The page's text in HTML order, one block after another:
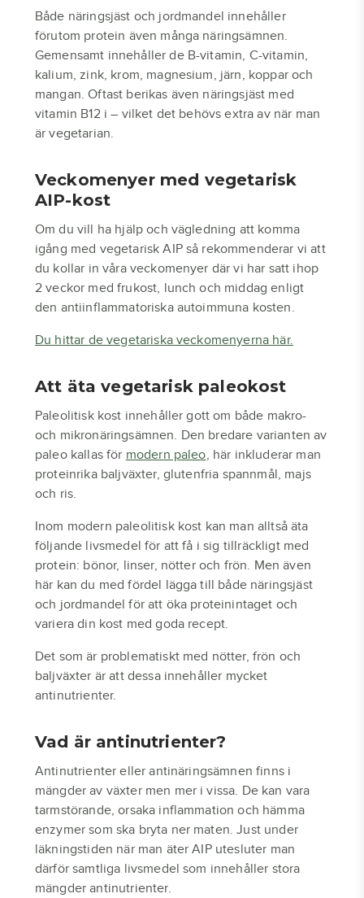
Både näringsjäst och jordmandel innehåller
förutom protein även många näringsämnen.
Gemensamt innehåller de B-vitamin, C-vitamin,
kalium, zink, krom, magnesium, järn, koppar och
mangan. Oftast berikas även näringsjäst med
vitamin B12 i – vilket det behövs extra av när man
är vegetarian.
Veckomenyer med vegetarisk
AIP-kost
Om du vill ha hjälp och vägledning att komma
igång med vegetarisk AIP så rekommenderar vi att
du kollar in våra veckomenyer där vi har satt ihop
2 veckor med frukost, lunch och middag enligt
den antiinflammatoriska autoimmuna kosten.
Du hittar de vegetariska veckomenyerna här.
Att äta vegetarisk paleokost
Paleolitisk kost innehåller gott om både makro-
och mikronäringsämnen. Den bredare varianten av
paleo kallas för modern paleo, här inkluderar man
proteinrika baljväxter, glutenfria spannmål, majs
och ris.
Inom modern paleolitisk kost kan man alltså äta
följande livsmedel för att få i sig tillräckligt med
protein: bönor, linser, nötter och frön. Men även
här kan du med fördel lägga till både näringsjäst
och jordmandel för att öka proteinintaget och
variera din kost med goda recept.
Det som är problematiskt med nötter, frön och
baljväxter är att dessa innehåller mycket
antinutrienter.
Vad är antinutrienter?
Antinutrienter eller antinäringsämnen finns i
mängder av växter men mer i vissa. De kan vara
tarmstörande, orsaka inflammation och hämma
enzymer som ska bryta ner maten. Just under
läkningstiden när man äter AIP utesluter man
därför samtliga livsmedel som innehåller stora
mängder antinutrienter.